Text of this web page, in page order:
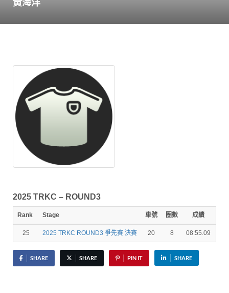
2025 TRKC – ROUND3
Rank Stage 車號 圈數 成績
25 2025 TRKC ROUND3 爭先賽 決賽 20 8 08:55.09
SHARE SHARE PIN IT SHARE